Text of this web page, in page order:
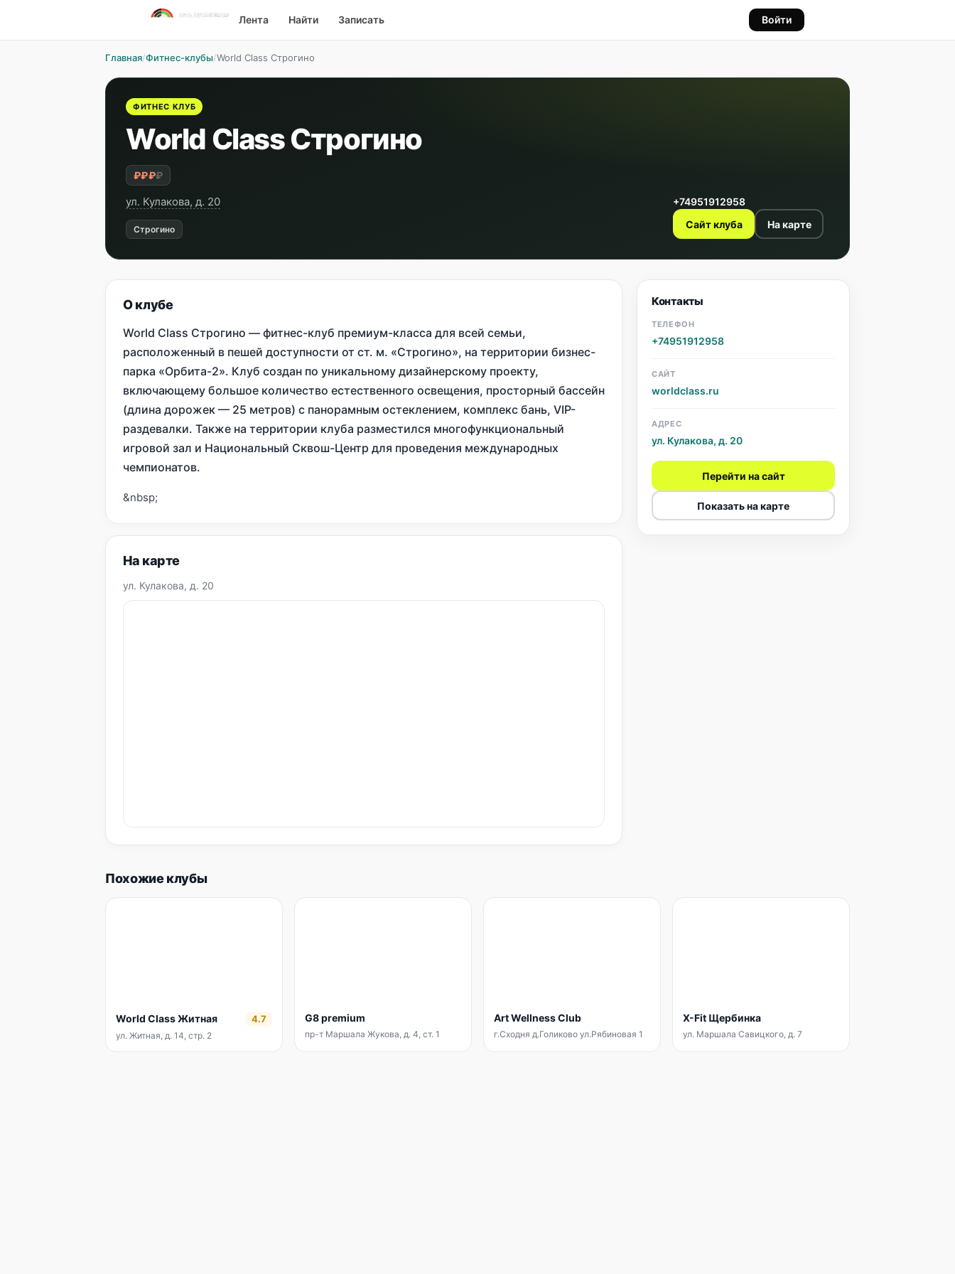
Лента Найти Записать Войти
Главная/Фитнес-клубы/World Class Строгино
ФИТНЕС КЛУБ
World Class Строгино
₽₽₽₽
ул. Кулакова, д. 20
Строгино
+74951912958
Сайт клуба
На карте
О клубе
World Class Строгино — фитнес-клуб премиум-класса для всей семьи,
расположенный в пешей доступности от ст. м. «Строгино», на территории бизнес-
парка «Орбита-2». Клуб создан по уникальному дизайнерскому проекту,
включающему большое количество естественного освещения, просторный бассейн
(длина дорожек — 25 метров) с панорамным остеклением, комплекс бань, VIP-
раздевалки. Также на территории клуба разместился многофункциональный
игровой зал и Национальный Сквош-Центр для проведения международных
чемпионатов.
&nbsp;
На карте
ул. Кулакова, д. 20
Контакты
ТЕЛЕФОН
+74951912958
САЙТ
worldclass.ru
АДРЕС
ул. Кулакова, д. 20
Перейти на сайт
Показать на карте
Похожие клубы
World Class Житная 4.7
ул. Житная, д. 14, стр. 2
G8 premium
пр-т Маршала Жукова, д. 4, ст. 1
Art Wellness Club
г.Сходня д.Голиково ул.Рябиновая 1
X-Fit Щербинка
ул. Маршала Савицкого, д. 7